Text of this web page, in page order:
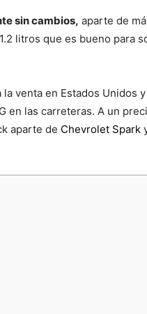
sin cambios, aparte de
litros que es bueno para
venta en Estados Unidos
en las carreteras. A un
aparte de Chevrolet Spark